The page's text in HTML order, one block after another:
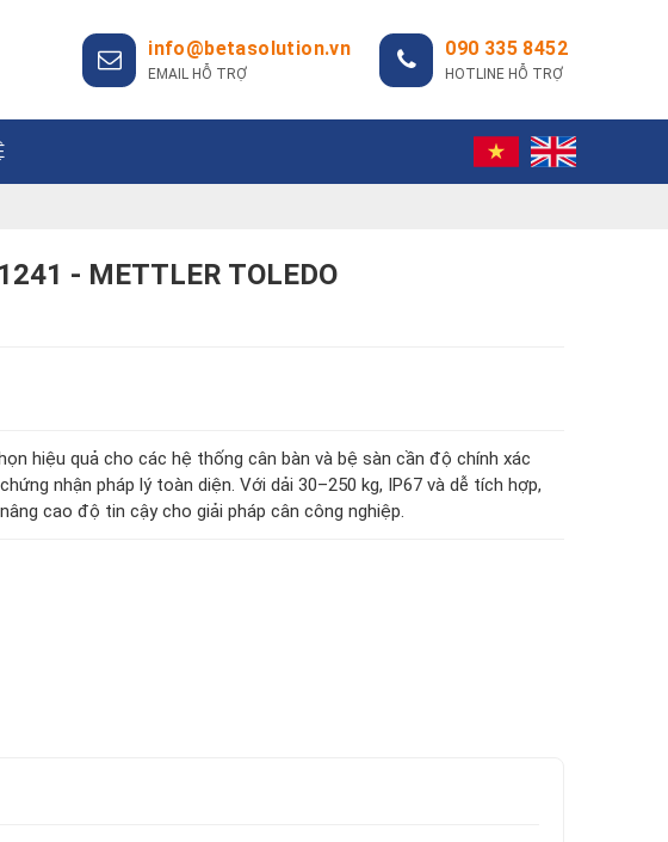
info@betasolution.vn
EMAIL HỖ TRỢ
090 335 8452
HOTLINE HỖ TRỢ
- METTLER TOLEDO
hiệu quả cho các hệ thống cân bàn và bệ sàn cần độ chính xác
nhận pháp lý toàn diện. Với dải 30–250 kg, IP67 và dễ tích hợp,
cao độ tin cậy cho giải pháp cân công nghiệp.